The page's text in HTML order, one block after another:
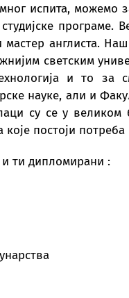
испита, можемо
англиста.
светским
и то за
науке, али и
су се у
постоји
ти дипломирани :